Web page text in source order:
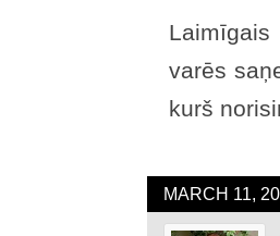
varēs
kurš
MARCH 11,